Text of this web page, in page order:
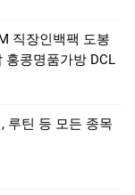
직장인백팩 도봉
홍콩명품가방 DCL
루틴 등 모든 종목